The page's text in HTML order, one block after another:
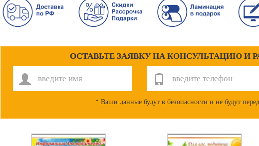
ОСТАВЬТЕ ЗАЯВКУ НА КОНСУЛЬТАЦИЮ И
* Ваши данные будут в безопасности и не будут